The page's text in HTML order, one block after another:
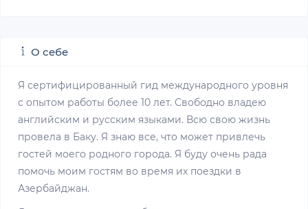
О себе
Я сертифицированный гид международного уровня
с опытом работы более 10 лет. Свободно владею
английским и русским языками. Всю свою жизнь
провела в Баку. Я знаю все, что может привлечь
гостей моего родного города. Я буду очень рада
помочь моим гостям во время их поездки в
Азербайджан.